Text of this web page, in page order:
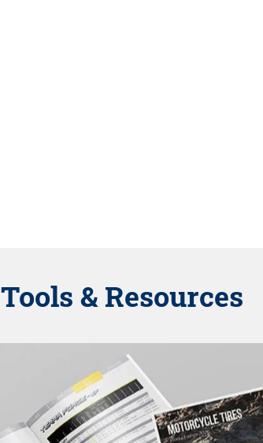
Tools & Resources